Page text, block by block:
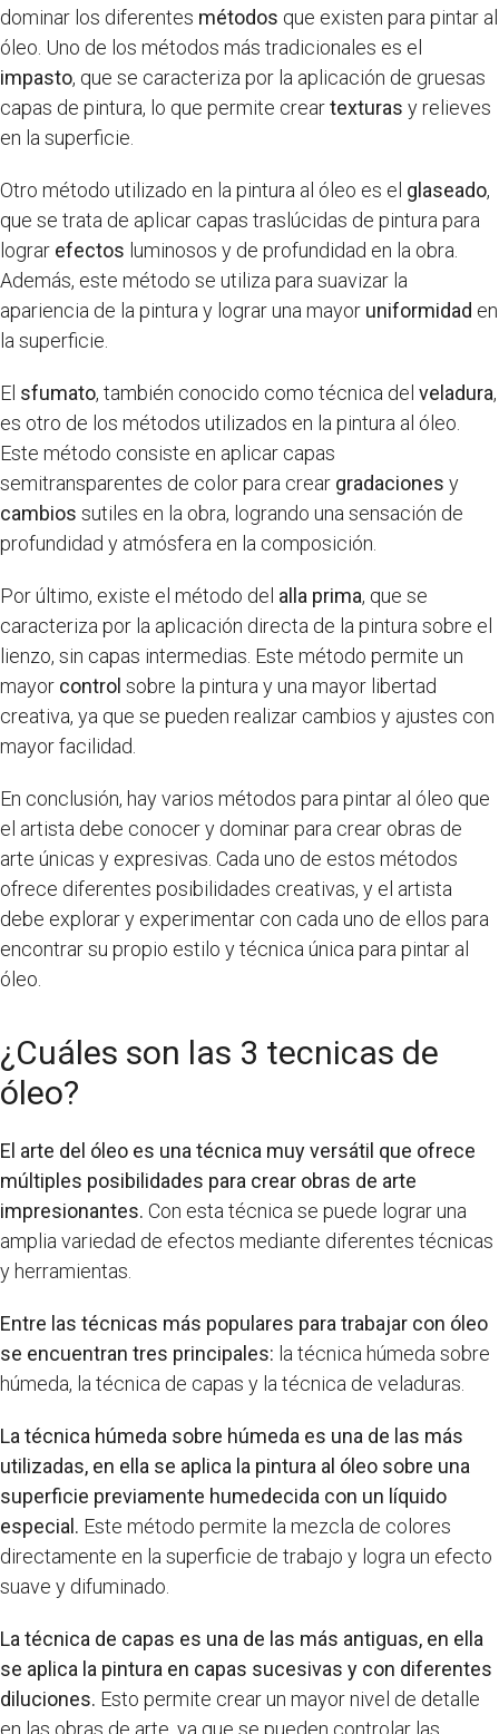
dominar los diferentes métodos que existen para pintar al
óleo. Uno de los métodos más tradicionales es el
impasto, que se caracteriza por la aplicación de gruesas
capas de pintura, lo que permite creartexturas y relieves
en la superficie.
Otro método utilizado en la pintura al óleo es el glaseado,
que se trata de aplicar capas traslúcidas de pintura para
lograr efectos luminosos y de profundidad en la obra.
Además, este método se utiliza para suavizar la
apariencia de la pintura y lograr una mayor uniformidad en
la superficie.
El sfumato, también conocido como técnica del veladura,
es otro de los métodos utilizados en la pintura al óleo.
Este método consiste en aplicar capas
semitransparentes de color para crear gradaciones y
cambios sutiles en la obra, logrando una sensación de
profundidad y atmósfera en la composición.
Por último, existe el método del alla prima, que se
caracteriza por la aplicación directa de la pintura sobre el
lienzo, sin capas intermedias. Este método permite un
mayor control sobre la pintura y una mayor libertad
creativa, ya que se pueden realizar cambios y ajustes con
mayor facilidad.
En conclusión, hay varios métodos para pintar al óleo que
el artista debe conocer y dominar para crear obras de
arte únicas y expresivas. Cada uno de estos métodos
ofrece diferentes posibilidades creativas, y el artista
debe explorar y experimentar con cada uno de ellos para
encontrar su propio estilo y técnica única para pintar al
óleo.
¿Cuáles son las 3 tecnicas de
óleo?
El arte del óleo es una técnica muy versátil que ofrece
múltiples posibilidades para crear obras de arte
impresionantes. Con esta técnica se puede lograr una
amplia variedad de efectos mediante diferentes técnicas
y herramientas.
Entre las técnicas más populares para trabajar con óleo
se encuentran tres principales: la técnica húmeda sobre
húmeda, la técnica de capas y la técnica de veladuras.
La técnica húmeda sobre húmeda es una de las más
utilizadas, en ella se aplica la pintura al óleo sobre una
superficie previamente humedecida con un líquido
especial. Este método permite la mezcla de colores
directamente en la superficie de trabajo y logra un efecto
suave y difuminado.
La técnica de capas es una de las más antiguas, en ella
se aplica la pintura en capas sucesivas y con diferentes
diluciones. Esto permite crear un mayor nivel de detalle
en las obras de arte, ya que se pueden controlar las